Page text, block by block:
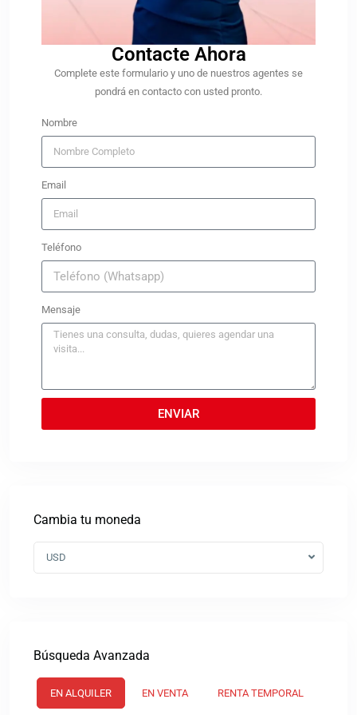
Contacte Ahora​
Complete este formulario y uno de nuestros agentes se
pondrá en contacto con usted pronto.
Nombre
Email
Teléfono
Mensaje
ENVIAR
Cambia tu moneda
USD
Búsqueda Avanzada
EN ALQUILER EN VENTA RENTA TEMPORAL